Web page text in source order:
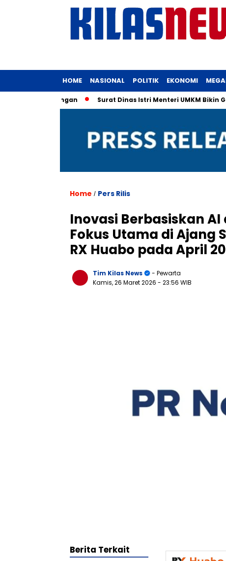
HOME NASIONAL POLITIK EKONOMI
Surat Dinas Istri Menteri UMKM Bikin
Home / Pers Rilis
Inovasi Berbasiskan
Fokus Utama di Ajang
RX Huabo pada April
Tim Kilas News
- Pewarta
Kamis, 26 Maret 2026 - 23:56 WIB
Berita Terkait